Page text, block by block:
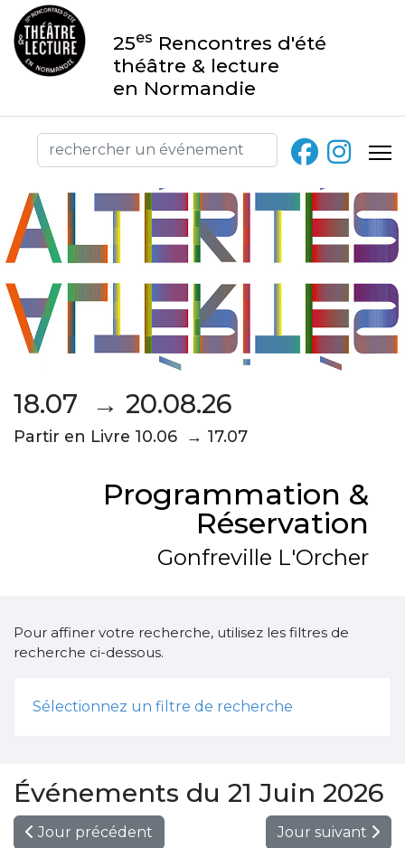
25es Rencontres d'été
théâtre & lecture
en Normandie
18.07 → 20.08.26
Partir en Livre 10.06 → 17.07
Programmation &
Réservation
Gonfreville L'Orcher
Pour affiner votre recherche, utilisez les filtres de
recherche ci-dessous.
Sélectionnez un filtre de recherche
Événements du 21 Juin 2026
Jour précédent Jour suivant